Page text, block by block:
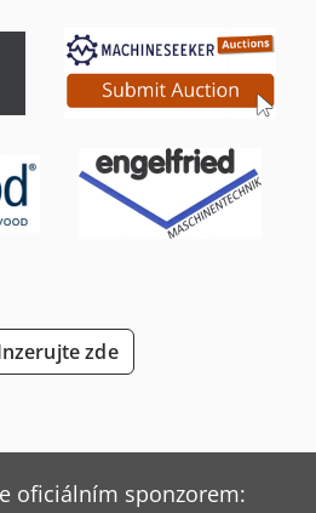
Tloušťka olepovací pásky: 0,4 -
pásky: 51 mm Rozměry
délka min 180 mm, tloušťka min
cca 11 m/min Nanášení lepidla
frézování – naklápěcí do
Dedpfxoy Dh D Es Anfskr
6 bar
zde
oficiálním sponzorem: